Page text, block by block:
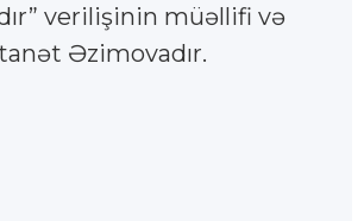
verilişinin müəllifi və
Əzimovadır.